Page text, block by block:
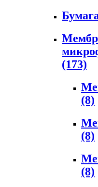
(173)
(8)
(8)
(8)